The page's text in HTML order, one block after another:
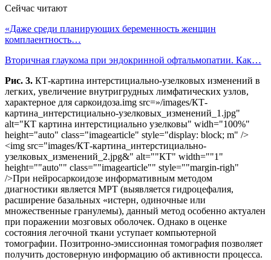
Сейчас читают
«Даже среди планирующих беременность женщин
комплаентность…
Вторичная глаукома при эндокринной офтальмопатии. Как…
Рис. 3. КТ-картина интерстициально-узелковых изменений в
легких, увеличение внутригрудных лимфатических узлов,
характерное для саркоидоза.img src=»/images/КТ-
картина_интерстициально-узелковых_изменений_1.jpg"
alt="КТ картина интерстициально узелковы" widh="100%"
height="auto" class="imagearticle" style="display: block; m" />
<img src="images/КТ-картина_интерстициально-
узелковых_изменений_2.jpg&" alt=""КТ" width=""1"
height=""auto"" class=""imagearticle"" style=""margin-righ"
/>При нейросаркоидозе информативным методом
диагностики является МРТ (выявляется гидроцефалия,
расширение базальных «истерн, одиночные или
множественные гранулемы), данный метод особенно актуален
при поражении мозговых оболочек. Однако в оценке
состояния легочной ткани уступает компьютерной
томографии. Позитронно-эмиссионная томография позволяет
получить достоверную информацию об активности процесса.